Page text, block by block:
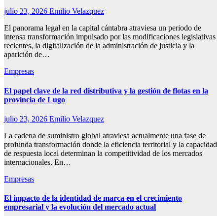
julio 23, 2026 Emilio Velazquez
El panorama legal en la capital cántabra atraviesa un periodo de
intensa transformación impulsado por las modificaciones legislativas
recientes, la digitalización de la administración de justicia y la
aparición de…
Empresas
El papel clave de la red distributiva y la gestión de flotas en la
provincia de Lugo
julio 23, 2026 Emilio Velazquez
La cadena de suministro global atraviesa actualmente una fase de
profunda transformación donde la eficiencia territorial y la capacidad
de respuesta local determinan la competitividad de los mercados
internacionales. En…
Empresas
El impacto de la identidad de marca en el crecimiento
empresarial y la evolución del mercado actual